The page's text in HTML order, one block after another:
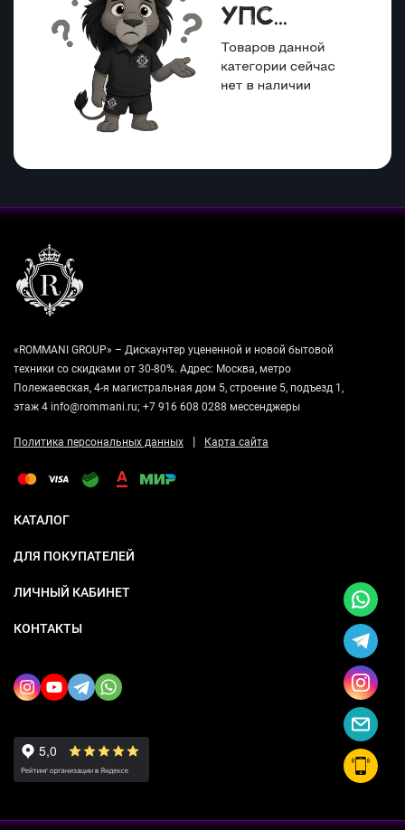
«ROMMANI GROUP» – Дискаунтер уцененной и новой бытовой
техники со скидками от 30-80%. Адрес: Москва, метро
Полежаевская, 4-я магистральная дом 5, строение 5, подъезд 1,
этаж 4 info@rommani.ru; +7 916 608 0288 мессенджеры
Политика персональных данных | Карта сайта
КАТАЛОГ
ДЛЯ ПОКУПАТЕЛЕЙ
ЛИЧНЫЙ КАБИНЕТ
КОНТАКТЫ